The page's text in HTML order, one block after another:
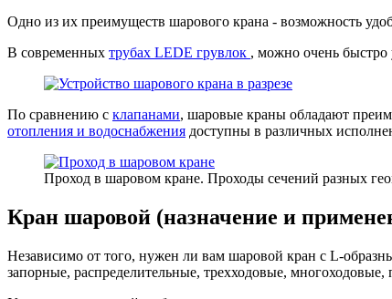
Одно из их преимуществ шарового крана - возможность
В современных трубах LEDE грувлок , можно очень
По сравнению с клапанами, шаровые краны обладают
отопления и водоснабжения доступны в различных
Проход в шаровом кране. Проходы сечений разных
Кран шаровой (назначение и
Независимо от того, нужен ли вам шаровой кран с L-
запорные, распределительные, трехходовые,